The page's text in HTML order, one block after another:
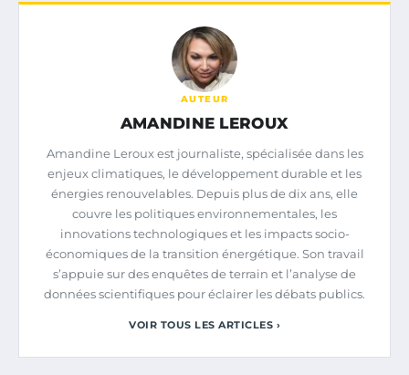
AUTEUR
AMANDINE LEROUX
Amandine Leroux est journaliste, spécialisée dans les
enjeux climatiques, le développement durable et les
énergies renouvelables. Depuis plus de dix ans, elle
couvre les politiques environnementales, les
innovations technologiques et les impacts socio-
économiques de la transition énergétique. Son travail
s’appuie sur des enquêtes de terrain et l’analyse de
données scientifiques pour éclairer les débats publics.
VOIR TOUS LES ARTICLES ›